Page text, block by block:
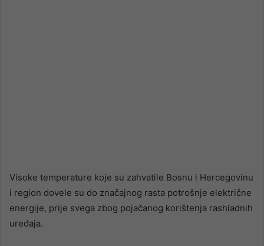
Visoke temperature koje su zahvatile Bosnu i Hercegovinu
i region dovele su do značajnog rasta potrošnje električne
energije, prije svega zbog pojačanog korištenja rashladnih
uređaja.